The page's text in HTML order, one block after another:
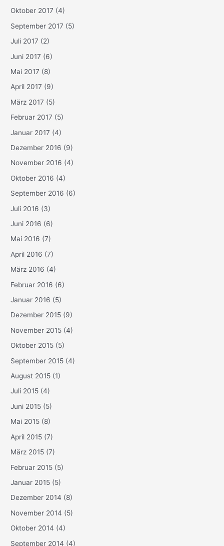
Oktober 2017 (4)
September 2017 (5)
Juli 2017 (2)
Juni 2017 (6)
Mai 2017 (8)
April 2017 (9)
März 2017 (5)
Februar 2017 (5)
Januar 2017 (4)
Dezember 2016 (9)
November 2016 (4)
Oktober 2016 (4)
September 2016 (6)
Juli 2016 (3)
Juni 2016 (6)
Mai 2016 (7)
April 2016 (7)
März 2016 (4)
Februar 2016 (6)
Januar 2016 (5)
Dezember 2015 (9)
November 2015 (4)
Oktober 2015 (5)
September 2015 (4)
August 2015 (1)
Juli 2015 (4)
Juni 2015 (5)
Mai 2015 (8)
April 2015 (7)
März 2015 (7)
Februar 2015 (5)
Januar 2015 (5)
Dezember 2014 (8)
November 2014 (5)
Oktober 2014 (4)
September 2014 (4)